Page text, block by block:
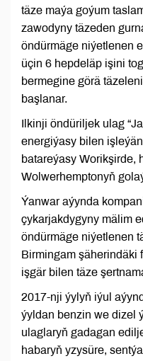
täze maýa goýum
zawodyny täzeden
öndürmäge niýetlenen
üçin 6 hepdeläp işini
bermegine görä
başlanar.
Ilkinji öndüriljek ulag
energiýasy bilen
batareýasy Worikşirde,
Wolwerhemptonyň
Ýanwar aýynda
çykarjakdygyny mälim
öndürmäge niýetlenen
Birmingam şäherindäki
işgär bilen täze
2017-nji ýylyň iýul
ýyldan benzin we dizel
ulaglaryň gadagan
habaryň yzysüre,